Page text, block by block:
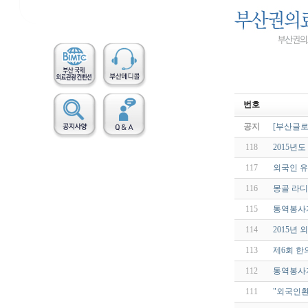
번호
공지 [부산글
118 2015년
117 외국인
116 몽골 라
115 통역봉
114 2015년
113 제6회 한
112 통역봉
111 "외국인